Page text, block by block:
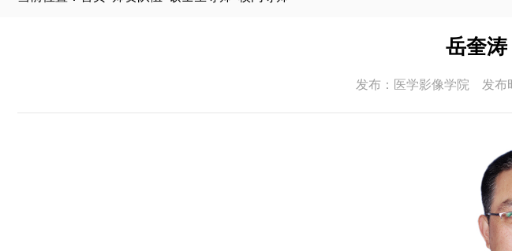
岳奎
发布：医学影像学院 发布